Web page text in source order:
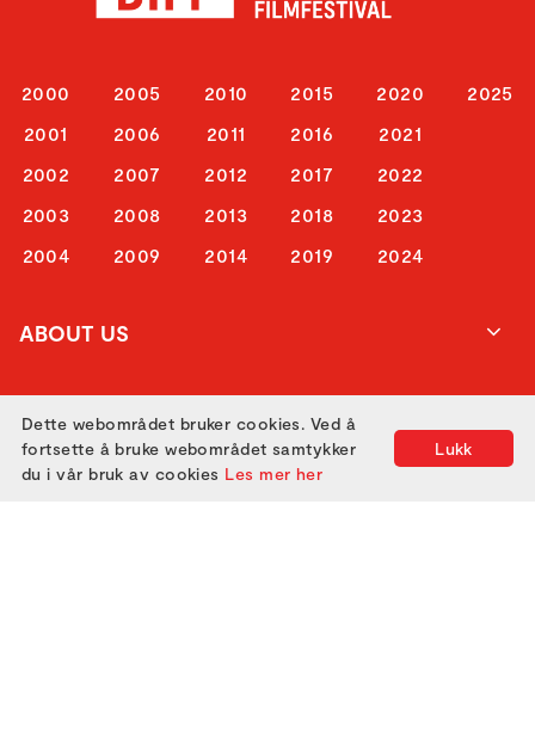
2000
2001
2002
2003
2004
2005
2006
2007
2008
2009
2010
2011
2012
2013
2014
2015
2016
2017
2018
2019
2020
2021
2022
2023
2024
2025
ABOUT US
GET IN TOUCH
Lukk
Dette webområdet bruker cookies. Ved å
fortsette å bruke webområdet samtykker
du i vår bruk av cookies Les mer her